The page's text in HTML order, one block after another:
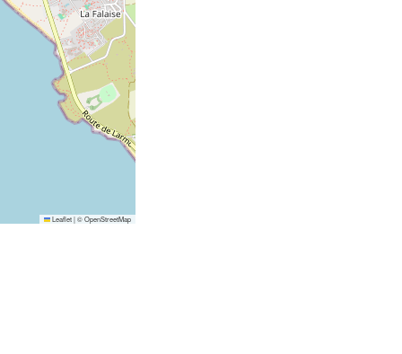
Leaflet|©OpenStreetMap